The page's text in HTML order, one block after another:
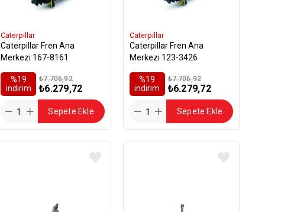
Caterpillar
Caterpillar Fren Ana
Merkezi 167-8161
%19
i̇ndirim
₺6.279,72
₺7.706,92
Sepete Ekle
Caterpillar
Caterpillar Fren Ana
Merkezi 123-3426
%19
i̇ndirim
₺6.279,72
₺7.706,92
Sepete Ekle